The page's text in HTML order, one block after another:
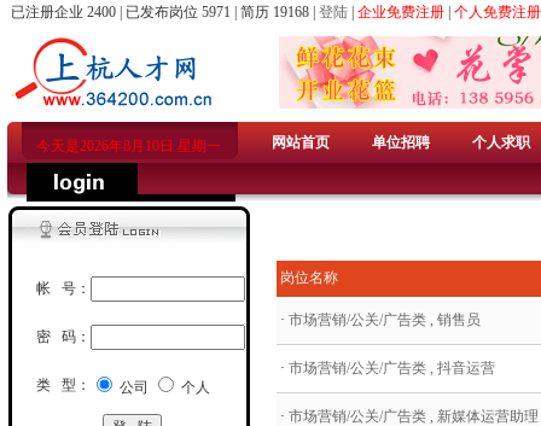
已注册企业 2400 | 已发布岗位 5971 | 简历 19168 | 登陆 企业免费注册 个人免费注册
今天是2026年8月10日 星期一 网站首页 单位招聘 个人求职
帐 号：
密 码：
类 型： 公司 个人
岗位名称
· 市场营销/公关/广告类 , 销售员
· 市场营销/公关/广告类 , 抖音运营
· 市场营销/公关/广告类 , 新媒体运营助理